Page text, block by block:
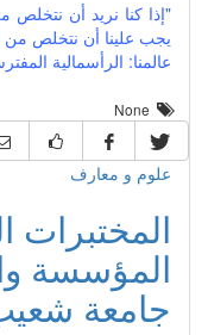
"إذا كنا نريد أن نتخلص
يجب علينا أن نتخلص من
عالمنا: الرأسمالية
علوم و معارف
المختبرات
المؤسسة
جامعة